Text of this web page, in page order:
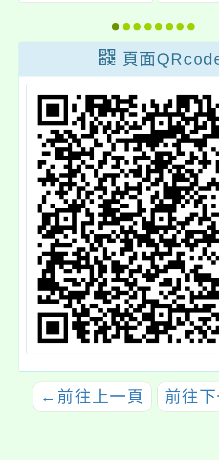
入教學教師研習
及「
廣計
頁面
← 前往上一頁 前往